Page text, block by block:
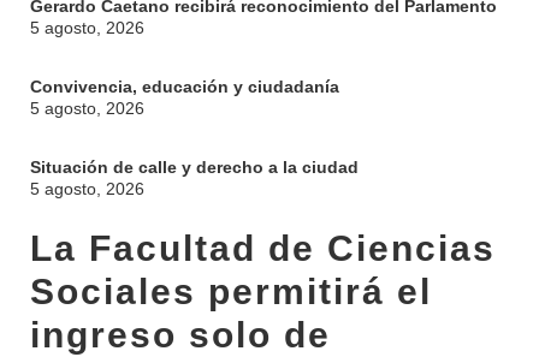
Gerardo Caetano recibirá reconocimiento del Parlamento
5 agosto, 2026
Convivencia, educación y ciudadanía
5 agosto, 2026
Situación de calle y derecho a la ciudad
5 agosto, 2026
La Facultad de Ciencias
Sociales permitirá el
ingreso solo de